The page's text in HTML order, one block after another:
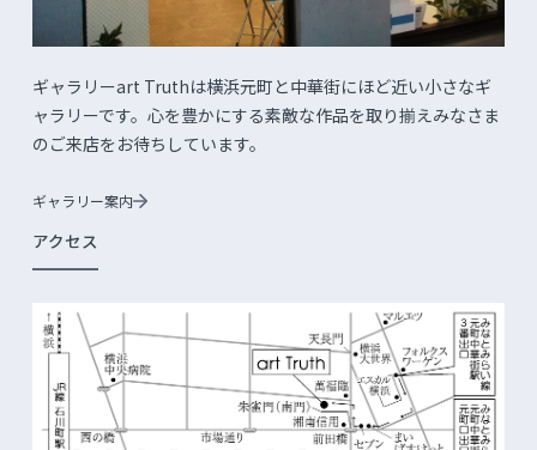
ギャラリーart Truthは横浜元町と中華街にほど近い小さなギ
ャラリーです。心を豊かにする素敵な作品を取り揃えみなさま
のご来店をお待ちしています。
ギャラリー案内
アクセス